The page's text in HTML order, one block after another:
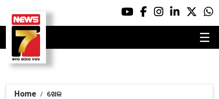
☰
Home
ଖେଳ